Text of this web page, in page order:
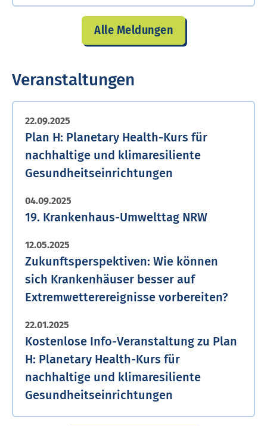
Alle Meldungen
Veranstaltungen
22.09.2025
Plan H: Planetary Health-Kurs für
nachhaltige und klimaresiliente
Gesundheitseinrichtungen
04.09.2025
19. Krank­en­haus-Umwelttag NRW
12.05.2025
Zukunftsperspektiven: Wie können
sich Krankenhäuser besser auf
Extremwetterereignisse vorbereiten?
22.01.2025
Kostenlose Info-Veranstaltung zu Plan
H: Planetary Health-Kurs für
nachhaltige und klimaresiliente
Gesundheitseinrichtungen